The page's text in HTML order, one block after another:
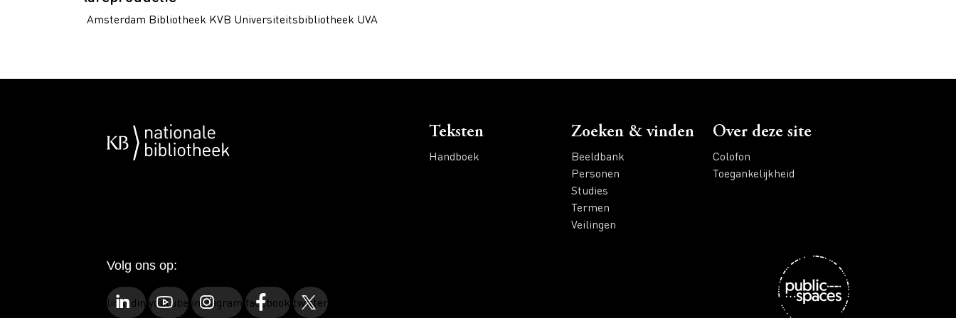
Amsterdam Bibliotheek KVB Universiteitsbibliotheek UVA
Voet
Teksten
Handboek
Zoeken & vinden
Beeldbank
Personen
Studies
Termen
Veilingen
Over deze site
Colofon
Toegankelijkheid
Volg ons op:
linkedinyoutubeinstagramfacebooktwitter